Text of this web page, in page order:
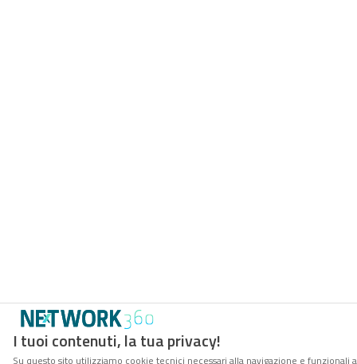
I tuoi contenuti, la tua privacy!
Su questo sito utilizziamo cookie tecnici necessari alla navigazione e